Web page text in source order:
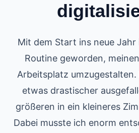
Mit dem Start ins neue Jahr
Routine geworden,
Arbeitsplatz umzugestalten.
etwas drastischer
größeren in ein kleineres
Dabei musste ich enorm